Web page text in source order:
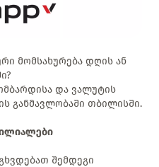
მომსახურება დღის ან
და ვალუტის
განმავლობაში თბილისში.
შემდეგი